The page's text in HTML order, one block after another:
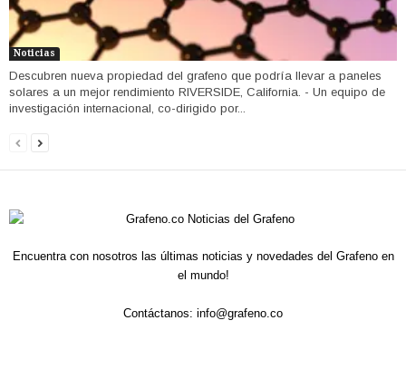
Noticias
Descubren nueva propiedad del grafeno que podría llevar a paneles
solares a un mejor rendimiento RIVERSIDE, California. - Un equipo de
investigación internacional, co-dirigido por...
Encuentra con nosotros las últimas noticias y novedades del Grafeno en
el mundo!
Contáctanos: info@grafeno.co